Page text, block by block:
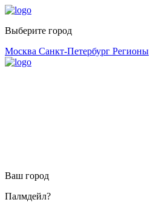
Выберите город
Москва Санкт-Петербург Регионы
Ваш город
Палмдейл?